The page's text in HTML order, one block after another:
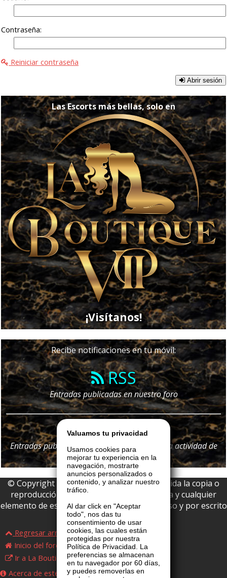
Contraseña:
Reiniciar contraseña
Abrir sesión
Las Escorts más bellas, solo en
¡Visítanos!
Recibe notificaciones en tu móvil:
RSS
Entradas publicadas en nuestro foro
Telegram
Entradas publicadas en nuestro foro y
la actividad de
nuestro portal
© Copyright 2026 La Boutique VIP • Prohibida la copia o
reproducción parcial o total de esta página y cualquier
elemento de este website sin permiso expreso y por escrito
de La Boutique VIP.
Regresar arriba
Inicio del foro
Ir a La Boutique VIP
Acerca de este foro
Valuamos tu privacidad
Usamos cookies para
mejorar tu experiencia en la
navegación, mostrarte
anuncios personalizados o
contenido, y analizar nuestro
tráfico.
Al dar click en "Aceptar
todo", nos das tu
consentimiento de usar
cookies, las cuales están
protegidas por nuestra
Política de Privacidad. La
preferencias se almacenan
en tu navegador por 60 días,
y puedes removerlas en